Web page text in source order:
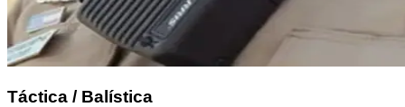
Táctica / Balística